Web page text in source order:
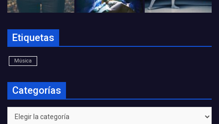
Etiquetas
Música
Categorías
Categorías